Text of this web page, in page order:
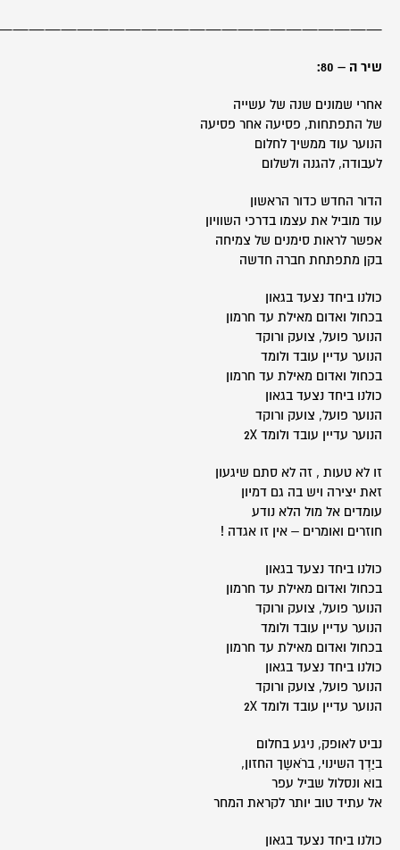
שיר ה – 80:
אחרי שמונים שנה של עשייה
של התפתחות, פסיעה אחר פסיעה
הנוער עוד ממשיך לחלום
לעבודה, להגנה ולשלום
הדור החדש כדור הראשון
עוד מוביל את עצמו בדרכי השוויון
אפשר לראות סימנים של צמיחה
בקן מתפתחת חברה חדשה
כולנו ביחד נצעד בגאון
בכחול ואדום מאילת עד חרמון
הנוער פועל, צועק ורוקד
הנוער עדיין עובד ולומד
בכחול ואדום מאילת עד חרמון
כולנו ביחד נצעד בגאון
הנוער פועל, צועק ורוקד
הנוער עדיין עובד ולומד 2X
זו לא טעות , זה לא סתם שיגעון
זאת יצירה ויש בה גם דמיון
עומדים אל מול הלא נודע
חוזרים ואומרים – אין זו אגדה !
כולנו ביחד נצעד בגאון
בכחול ואדום מאילת עד חרמון
הנוער פועל, צועק ורוקד
הנוער עדיין עובד ולומד
בכחול ואדום מאילת עד חרמון
כולנו ביחד נצעד בגאון
הנוער פועל, צועק ורוקד
הנוער עדיין עובד ולומד 2X
נביט לאופק, ניגע בחלום
ביַדְך השינוי, ברֹאשֶך החזון,
בוא ונסלול שביל עפר
אל עתיד טוב יותר לקראת המחר
כולנו ביחד נצעד בגאון